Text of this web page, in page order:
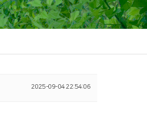
2025-09-04 22:54:06